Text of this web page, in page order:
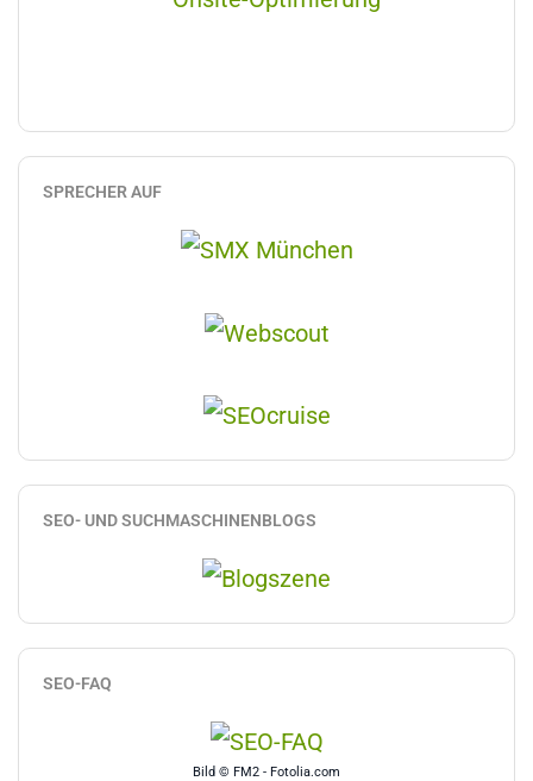
SPRECHER AUF
SEO- UND SUCHMASCHINENBLOGS
SEO-FAQ
Bild © FM2 - Fotolia.com